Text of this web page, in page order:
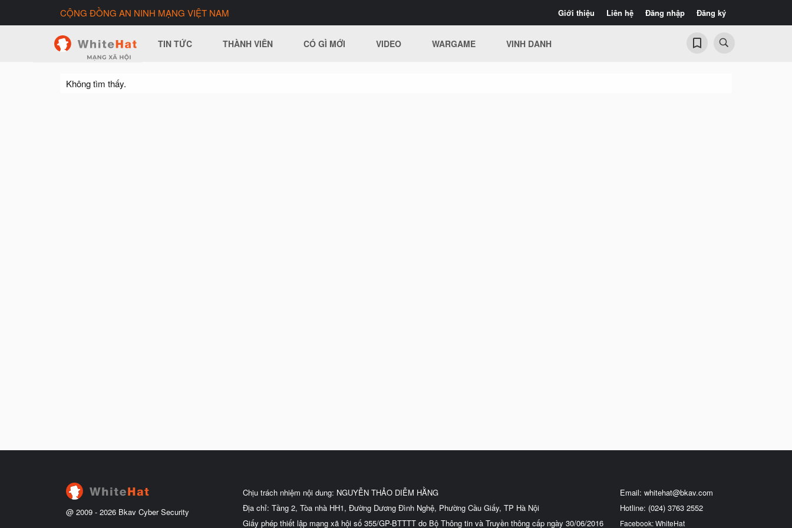
Giới thiệu Liên hệ Đăng nhập Đăng ký
CỘNG ĐỒNG AN NINH MẠNG VIỆT NAM
TIN TỨC THÀNH VIÊN CÓ GÌ MỚI VIDEO WARGAME VINH DANH
Không tìm thấy.
@ 2009 - 2026 Bkav Cyber Security
Chịu trách nhiệm nội dung: NGUYỄN THẢO DIỄM HẰNG
Địa chỉ: Tầng 2, Tòa nhà HH1, Đường Dương Đình Nghệ, Phường Cầu Giấy, TP Hà Nội
Giấy phép thiết lập mạng xã hội số 355/GP-BTTTT do Bộ Thông tin và Truyền thông cấp ngày 30/06/2016
Email: whitehat@bkav.com
Hotline: (024) 3763 2552
Facebook: WhiteHat